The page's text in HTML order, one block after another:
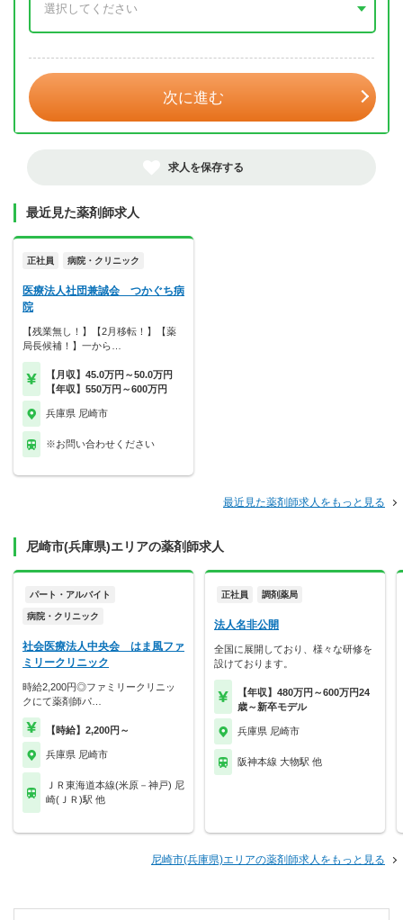
次に進む
求人を保存する
最近見た薬剤師求人
正社員 病院・クリニック
医療法人社団兼誠会 つかぐち病
院
【残業無し！】【2月移転！】【薬
局長候補！】一から…
【月収】45.0万円～50.0万円
【年収】550万円～600万円
兵庫県 尼崎市
※お問い合わせください
最近見た薬剤師求人をもっと見る
尼崎市(兵庫県)エリアの薬剤師求人
パート・アルバイト
病院・クリニック
社会医療法人中央会 はま風ファ
ミリークリニック
時給2,200円◎ファミリークリニッ
クにて薬剤師パ…
【時給】2,200円～
兵庫県 尼崎市
ＪＲ東海道本線(米原－神戸) 尼
崎(ＪＲ)駅 他
正社員 調剤薬局
法人名非公開
全国に展開しており、様々な研修を
設けております。
【年収】480万円～600万円24
歳～新卒モデル
兵庫県 尼崎市
阪神本線 大物駅 他
尼崎市(兵庫県)エリアの薬剤師求人をもっと見る